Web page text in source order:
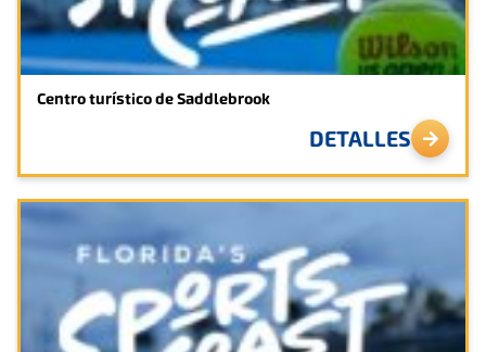
Centro turístico de Saddlebrook
DETALLES